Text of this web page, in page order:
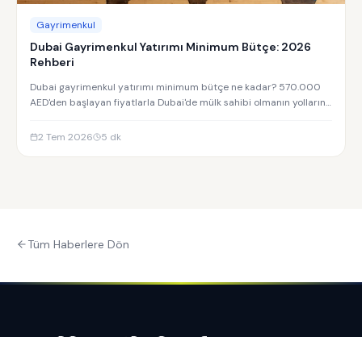
Gayrimenkul
Dubai Gayrimenkul Yatırımı Minimum Bütçe: 2026
Rehberi
Dubai gayrimenkul yatırımı minimum bütçe ne kadar? 570.000
AED'den başlayan fiyatlarla Dubai'de mülk sahibi olmanın yollarını
2 Tem 2026
5 dk
Tüm Haberlere Dön